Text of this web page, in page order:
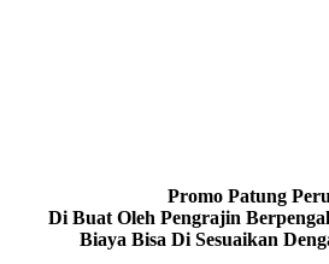
Promo Patung
Di Buat Oleh Pengrajin
Biaya Bisa Di Sesuaikan